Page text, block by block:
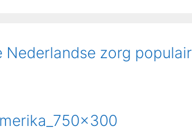
Nederlandse zorg populair